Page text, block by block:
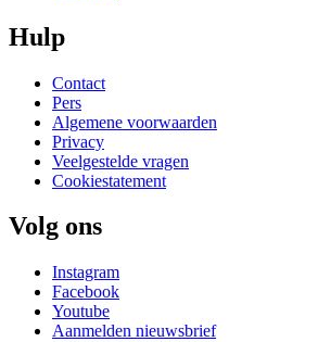
Hulp
Contact
Pers
Algemene voorwaarden
Privacy
Veelgestelde vragen
Cookiestatement
Volg ons
Instagram
Facebook
Youtube
Aanmelden nieuwsbrief